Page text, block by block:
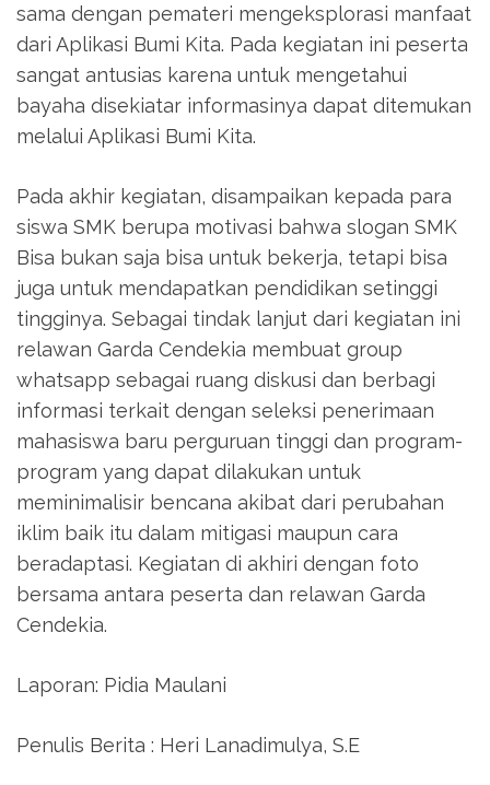
sama dengan pemateri mengeksplorasi manfaat
dari Aplikasi Bumi Kita. Pada kegiatan ini peserta
sangat antusias karena untuk mengetahui
bayaha disekiatar informasinya dapat ditemukan
melalui Aplikasi Bumi Kita.
Pada akhir kegiatan, disampaikan kepada para
siswa SMK berupa motivasi bahwa slogan SMK
Bisa bukan saja bisa untuk bekerja, tetapi bisa
juga untuk mendapatkan pendidikan setinggi
tingginya. Sebagai tindak lanjut dari kegiatan ini
relawan Garda Cendekia membuat group
whatsapp sebagai ruang diskusi dan berbagi
informasi terkait dengan seleksi penerimaan
mahasiswa baru perguruan tinggi dan program-
program yang dapat dilakukan untuk
meminimalisir bencana akibat dari perubahan
iklim baik itu dalam mitigasi maupun cara
beradaptasi. Kegiatan di akhiri dengan foto
bersama antara peserta dan relawan Garda
Cendekia.
Laporan: Pidia Maulani
Penulis Berita : Heri Lanadimulya, S.E